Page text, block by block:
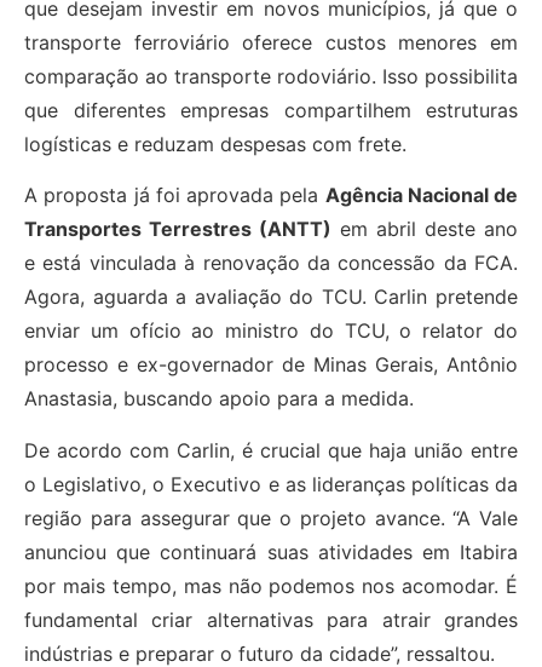
que desejam investir em novos municípios, já que o
transporte ferroviário oferece custos menores em
comparação ao transporte rodoviário. Isso possibilita
que diferentes empresas compartilhem estruturas
logísticas e reduzam despesas com frete.
A proposta já foi aprovada pela Agência Nacional de
Transportes Terrestres (ANTT) em abril deste ano
e está vinculada à renovação da concessão da FCA.
Agora, aguarda a avaliação do TCU. Carlin pretende
enviar um ofício ao ministro do TCU, o relator do
processo e ex-governador de Minas Gerais, Antônio
Anastasia, buscando apoio para a medida.
De acordo com Carlin, é crucial que haja união entre
o Legislativo, o Executivo e as lideranças políticas da
região para assegurar que o projeto avance. “A Vale
anunciou que continuará suas atividades em Itabira
por mais tempo, mas não podemos nos acomodar. É
fundamental criar alternativas para atrair grandes
indústrias e preparar o futuro da cidade”, ressaltou.